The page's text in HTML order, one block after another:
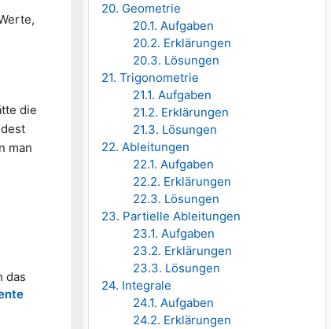
20. Geometrie
20.1. Aufgaben
20.2. Erklärungen
20.3. Lösungen
21. Trigonometrie
21.1. Aufgaben
21.2. Erklärungen
21.3. Lösungen
22. Ableitungen
22.1. Aufgaben
22.2. Erklärungen
22.3. Lösungen
23. Partielle Ableitungen
23.1. Aufgaben
23.2. Erklärungen
23.3. Lösungen
24. Integrale
24.1. Aufgaben
24.2. Erklärungen
die
man
das